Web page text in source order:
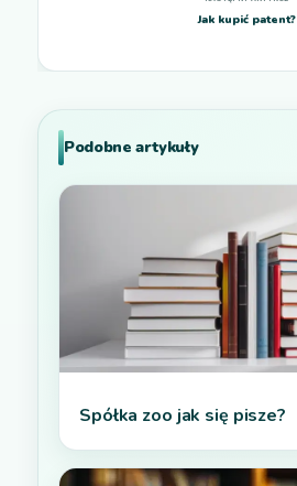
Jak kupić patent?
Podobne artykuły
Spółka zoo jak się pisze?